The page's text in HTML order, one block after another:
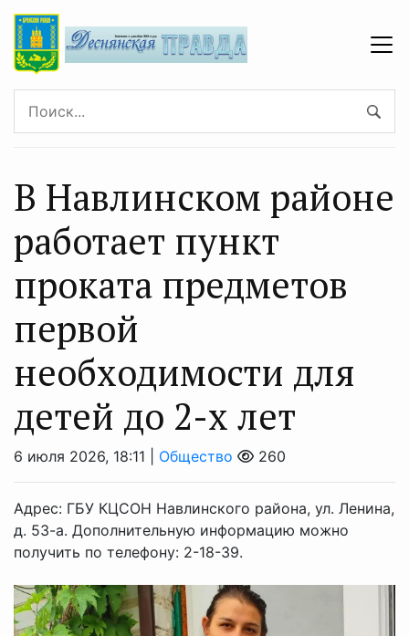
В Навлинском районе
работает пункт
проката предметов
первой
необходимости для
детей до 2-х лет
6 июля 2026, 18:11 | Общество 260
Адрес: ГБУ КЦСОН Навлинского района, ул. Ленина,
д. 53-а. Дополнительную информацию можно
получить по телефону: 2-18-39.